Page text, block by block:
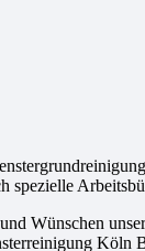
Wünschen
Köln